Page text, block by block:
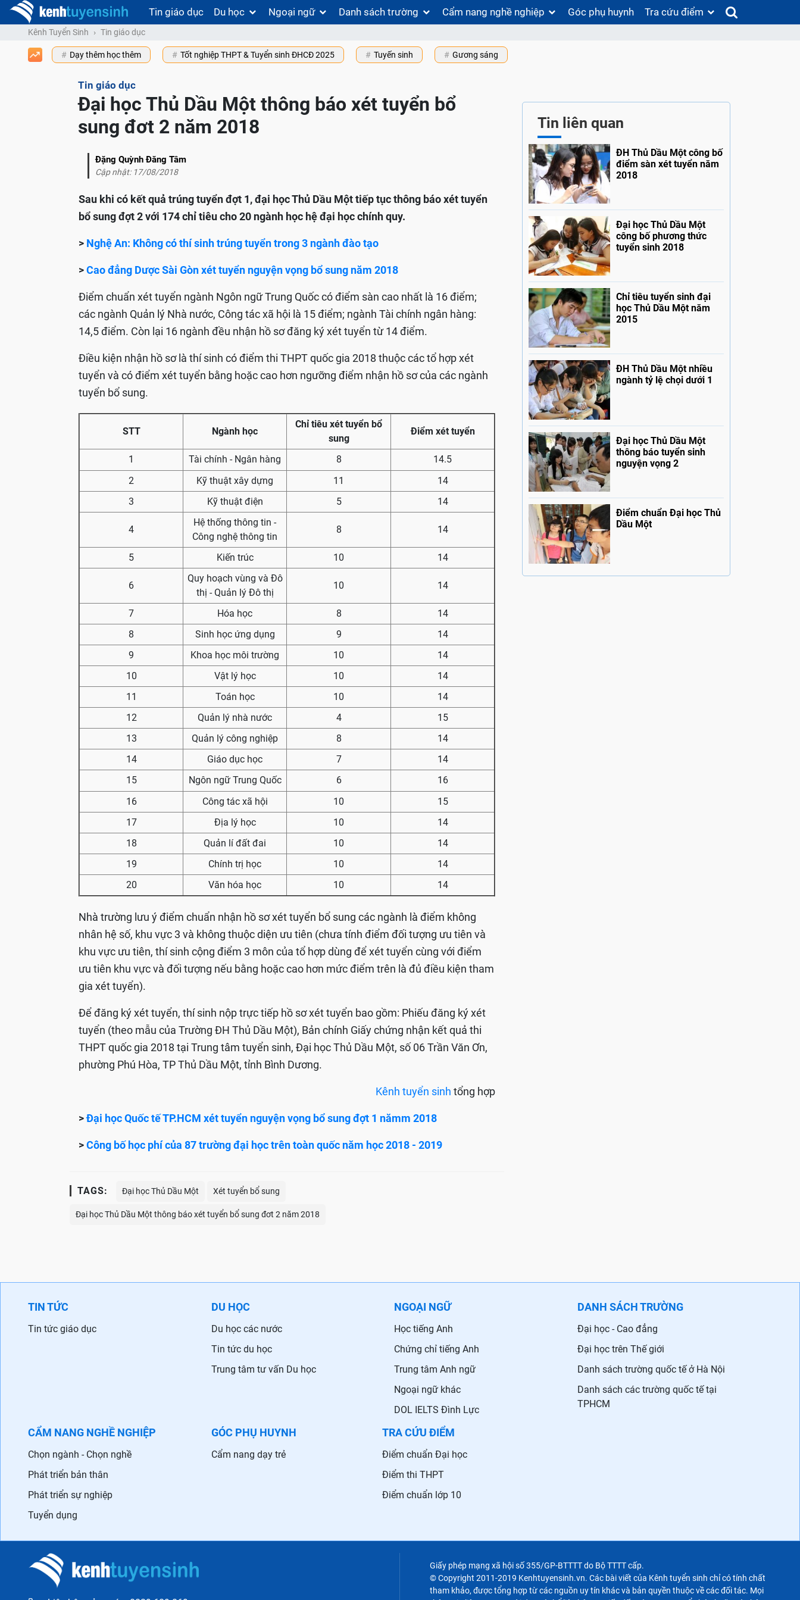
Tin giáo dục Du học Ngoại ngữ Danh sách trường Cẩm nang nghề nghiệp Góc phụ huynh Tra cứu điểm
Kênh Tuyển Sinh Tin giáo dục
Dạy thêm học thêm Tốt nghiệp THPT & Tuyển sinh ĐHCĐ 2025 Tuyến sinh Gương sáng
Tin giáo dục
Đại học Thủ Dầu Một thông báo xét tuyển bổ
sung đơt 2 năm 2018
Đặng Quỳnh Đăng Tâm
Cập nhật: 17/08/2018
Sau khi có kết quả trúng tuyển đợt 1, đại học Thủ Dầu Một tiếp tục thông báo xét tuyển
bổ sung đợt 2 với 174 chỉ tiêu cho 20 ngành học hệ đại học chính quy.
> Nghệ An: Không có thí sinh trúng tuyển trong 3 ngành đào tạo
>Cao đẳng Dược Sài Gòn xét tuyển nguyện vọng bổ sung năm 2018
Điểm chuẩn xét tuyển ngành Ngôn ngữ Trung Quốc có điểm sàn cao nhất là 16 điểm;
các ngành Quản lý Nhà nước, Công tác xã hội là 15 điểm; ngành Tài chính ngân hàng:
14,5 điểm. Còn lại 16 ngành đều nhận hồ sơ đăng ký xét tuyển từ 14 điểm.
Điều kiện nhận hồ sơ là thí sinh có điểm thi THPT quốc gia 2018 thuộc các tổ hợp xét
tuyển và có điểm xét tuyển bằng hoặc cao hơn ngưỡng điểm nhận hồ sơ của các ngành
tuyển bổ sung.
STT Ngành học
Chỉ tiêu xét tuyển bổ
sung
Điểm xét tuyển
1 Tài chính - Ngân hàng 8
14.5
2
Kỹ thuật xây dựng 11
14
3
Kỹ thuật điện 5 14
4
Hệ thống thông tin -
Công nghệ thông tin
8 14
5 Kiến trúc 10 14
6
Quy hoạch vùng và Đô
thị - Quản lý Đô thị
10 14
7 Hóa học 8
14
8
Sinh học ứng dụng 9
14
9
Khoa học môi trường 10
14
10
Vật lý học 10
14
11
Toán học 10
14
12
Quản lý nhà nước 4
15
13
Quản lý công nghiệp 8
14
14
Giáo dục học 7
14
15
Ngôn ngữ Trung Quốc 6
16
16
Công tác xã hội 10
15
17
Địa lý học 10
14
18
Quản lí đất đai 10
14
19
Chính trị học 10
14
20
Văn hóa học 10 14
Nhà trường lưu ý điểm chuẩn nhận hồ sơ xét tuyển bổ sung các ngành là điểm không
nhân hệ số, khu vực 3 và không thuộc diện ưu tiên (chưa tính điểm đối tượng ưu tiên và
khu vực ưu tiên, thí sinh cộng điểm 3 môn của tổ hợp dùng để xét tuyển cùng với điểm
ưu tiên khu vực và đối tượng nếu bằng hoặc cao hơn mức điểm trên là đủ điều kiện tham
gia xét tuyển).
Để đăng ký xét tuyển, thí sinh nộp trực tiếp hồ sơ xét tuyển bao gồm: Phiếu đăng ký xét
tuyển (theo mẫu của Trường ĐH Thủ Dầu Một), Bản chính Giấy chứng nhận kết quả thi
THPT quốc gia 2018 tại Trung tâm tuyển sinh, Đại học Thủ Dầu Một, số 06 Trần Văn Ơn,
phường Phú Hòa, TP Thủ Dầu Một, tỉnh Bình Dương.
Kênh tuyển sinh tổng hợp
>Đại học Quốc tế TP.HCM xét tuyển nguyện vọng bổ sung đợt 1 nămm 2018
>Công bố học phí của 87 trường đại học trên toàn quốc năm học 2018 - 2019
TAGS: Đại học Thủ Dầu Một Xét tuyển bổ sung
Đại học Thủ Dầu Một thông báo xét tuyển bổ sung đơt 2 năm 2018
Tin liên quan
ĐH Thủ Dầu Một công bố
điểm sàn xét tuyển năm
2018
Đại học Thủ Dầu Một
công bố phương thức
tuyển sinh 2018
Chỉ tiêu tuyển sinh đại
học Thủ Dầu Một năm
2015
ĐH Thủ Dầu Một nhiều
ngành tỷ lệ chọi dưới 1
Đại học Thủ Dầu Một
thông báo tuyển sinh
nguyện vọng 2
Điểm chuẩn Đại học Thủ
Dầu Một
TIN TỨC
Tin tức giáo dục
DU HỌC
Du học các nước
Tin tức du học
Trung tâm tư vấn Du học
NGOẠI NGỮ
Học tiếng Anh
Chứng chỉ tiếng Anh
Trung tâm Anh ngữ
Ngoại ngữ khác
DOL IELTS Đình Lực
DANH SÁCH TRƯỜNG
Đại học - Cao đẳng
Đại học trên Thế giới
Danh sách trường quốc tế ở Hà Nội
Danh sách các trường quốc tế tại
TPHCM
CẨM NANG NGHỀ NGHIỆP
Chọn ngành - Chọn nghề
Phát triển bản thân
Phát triển sự nghiệp
Tuyển dụng
GÓC PHỤ HUYNH
Cẩm nang dạy trẻ
TRA CỨU ĐIỂM
Điểm chuẩn Đại học
Điểm thi THPT
Điểm chuẩn lớp 10
Giấy phép mạng xã hội số 355/GP-BTTTT do Bộ TTTT cấp.
© Copyright 2011-2019 Kenhtuyensinh.vn. Các bài viết của Kênh tuyển sinh chỉ có tính chất
tham khảo, được tổng hợp từ các nguồn uy tín khác và bản quyền thuộc về các đối tác. Mọi